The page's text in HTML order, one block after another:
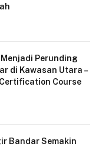
Perunding
di Kawasan Utara –
Course
Bandar Semakin